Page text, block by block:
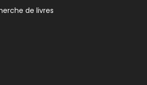
de livres